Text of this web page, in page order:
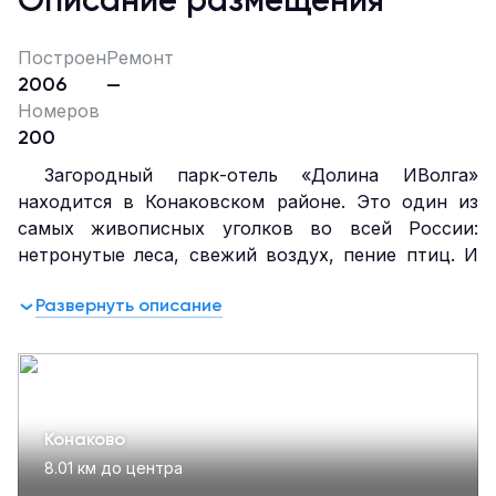
Построен
2006
Ремонт
—
Номеров
200
Загородный парк-отель «Долина ИВолга»
находится в Конаковском районе. Это один из
самых живописных уголков во всей России:
нетронутые леса, свежий воздух, пение птиц. И
хочет отдохнуть от городской суеты в тишине и
В жаркое время года здесь можно гулять по
Специально для поклонников активного образа
жизни мы подготовили квадроциклы, спортивные
Развернуть описание
Конаково
8.01 км до центра